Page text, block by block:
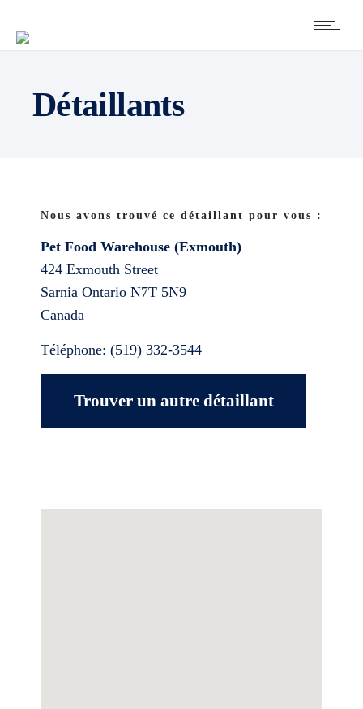
Détaillants
Nous avons trouvé ce détaillant pour vous :
Pet Food Warehouse (Exmouth)
424 Exmouth Street
Sarnia Ontario N7T 5N9
Canada
Téléphone: (519) 332-3544
Trouver un autre détaillant